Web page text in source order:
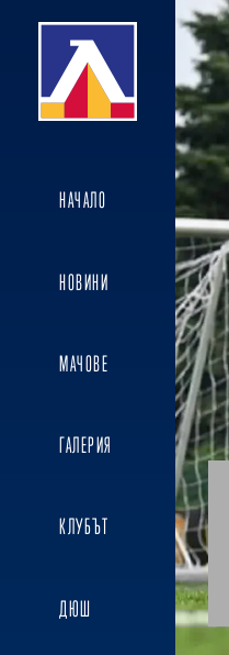
НАЧАЛО
НОВИНИ
МАЧОВЕ
ГАЛЕРИЯ
КЛУБЪТ
ДЮШ